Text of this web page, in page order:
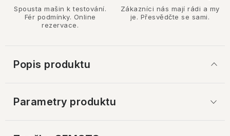
Spousta mašin k testování.
Fér podmínky. Online
rezervace.
Zákazníci nás mají rádi a my
je. Přesvědčte se sami.
Popis produktu
Parametry produktu